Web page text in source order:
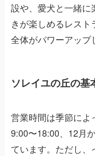
設や、愛犬と一緒
きが楽しめるレス
全体がパワーアップ
ソレイユの丘の基
営業時間は季節に
9:00〜18:00、12月
ています。ただし、